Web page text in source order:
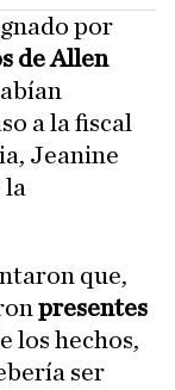
por
de Allen
a la fiscal
Jeanine
que,
presentes
los hechos,
ser